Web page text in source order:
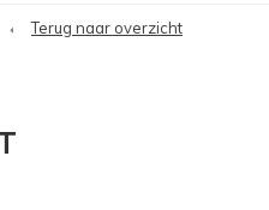
Terug naar overzicht